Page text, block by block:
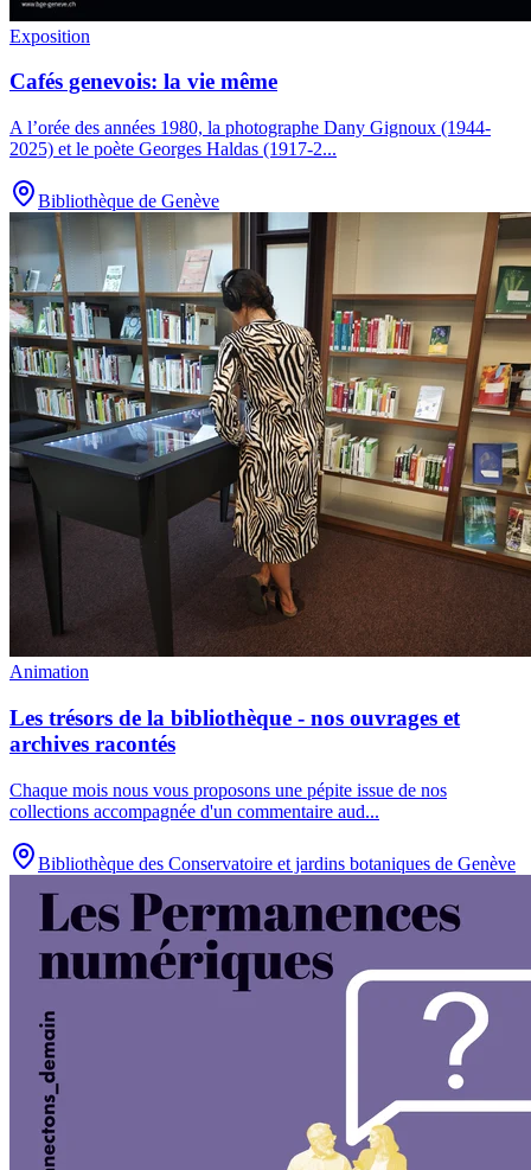
Exposition
Cafés genevois: la vie même
A l’orée des années 1980, la photographe Dany Gignoux (1944-
2025) et le poète Georges Haldas (1917-2...
Bibliothèque de Genève
Animation
Les trésors de la bibliothèque - nos ouvrages et
archives racontés
Chaque mois nous vous proposons une pépite issue de nos
collections accompagnée d'un commentaire aud...
Bibliothèque des Conservatoire et jardins botaniques de Genève